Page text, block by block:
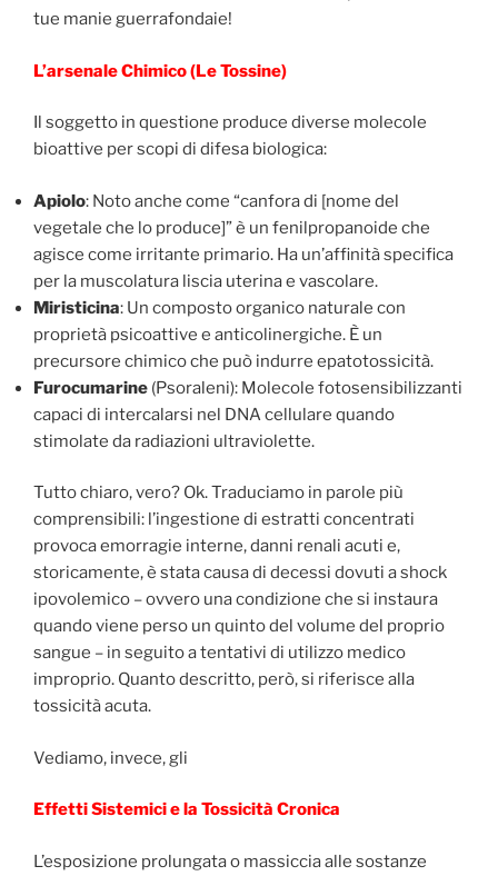
tue manie guerrafondaie!
L’arsenale Chimico (Le Tossine)
Il soggetto in questione produce diverse molecole
bioattive per scopi di difesa biologica:
Apiolo: Noto anche come “canfora di [nome del
vegetale che lo produce]” è un fenilpropanoide che
agisce come irritante primario. Ha un’affinità specifica
per la muscolatura liscia uterina e vascolare.
Miristicina: Un composto organico naturale con
proprietà psicoattive e anticolinergiche. È un
precursore chimico che può indurre epatotossicità.
Furocumarine (Psoraleni): Molecole fotosensibilizzanti
capaci di intercalarsi nel DNA cellulare quando
stimolate da radiazioni ultraviolette.
Tutto chiaro, vero? Ok. Traduciamo in parole più
comprensibili: l’ingestione di estratti concentrati
provoca emorragie interne, danni renali acuti e,
storicamente, è stata causa di decessi dovuti a shock
ipovolemico – ovvero una condizione che si instaura
quando viene perso un quinto del volume del proprio
sangue – in seguito a tentativi di utilizzo medico
improprio. Quanto descritto, però, si riferisce alla
tossicità acuta.
Vediamo, invece, gli
Effetti Sistemici e la Tossicità Cronica
L’esposizione prolungata o massiccia alle sostanze